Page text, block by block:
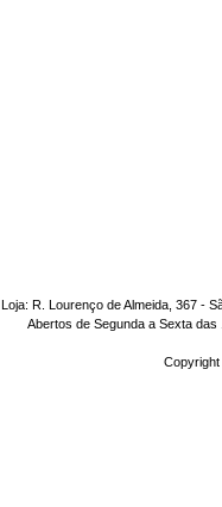
Loja: R. Lourenço de Almeida, 367 -
Abertos de Segunda a Sexta